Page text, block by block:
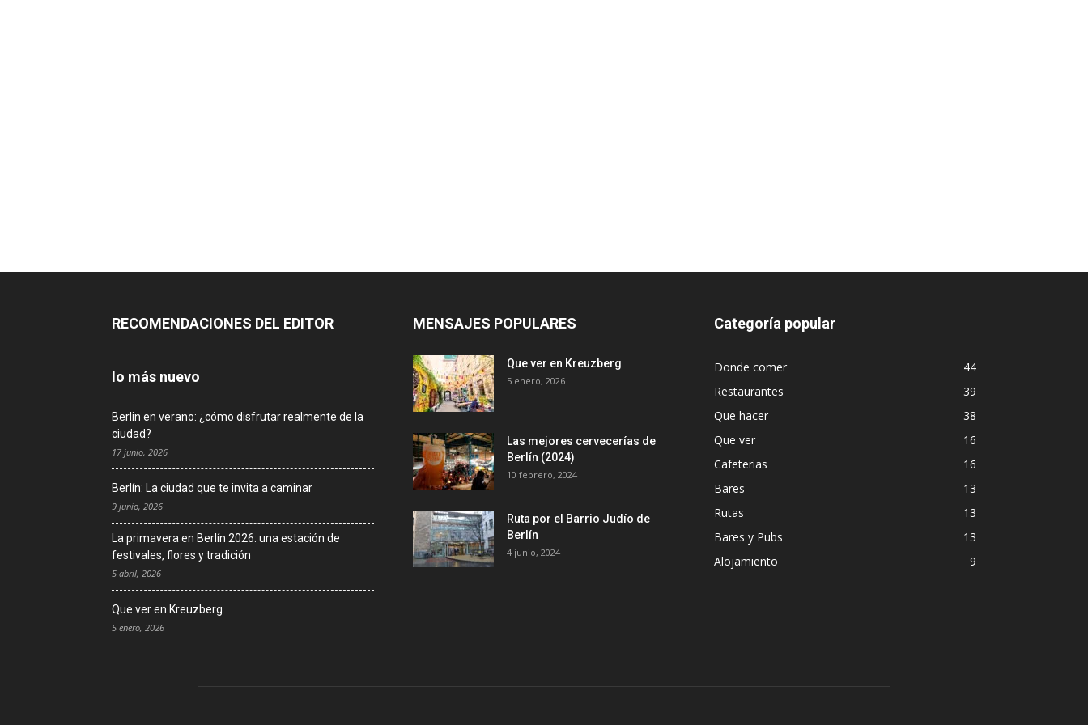
RECOMENDACIONES DEL EDITOR
lo más nuevo
Berlin en verano: ¿cómo disfrutar realmente de la
ciudad?
17 junio, 2026
Berlín: La ciudad que te invita a caminar
9 junio, 2026
La primavera en Berlín 2026: una estación de
festivales, flores y tradición
5 abril, 2026
Que ver en Kreuzberg
5 enero, 2026
MENSAJES POPULARES
Que ver en Kreuzberg
5 enero, 2026
Las mejores cervecerías de
Berlín (2024)
10 febrero, 2024
Ruta por el Barrio Judío de
Berlín
4 junio, 2024
Categoría popular
Donde comer
44
Restaurantes
39
Que hacer
38
Que ver
16
Cafeterias
16
Bares
13
Rutas
13
Bares y Pubs
13
Alojamiento
9